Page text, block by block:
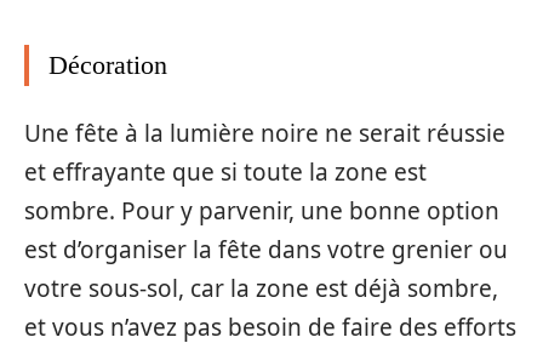
Décoration
Une fête à la lumière noire ne serait réussie
et effrayante que si toute la zone est
sombre. Pour y parvenir, une bonne option
est d’organiser la fête dans votre grenier ou
votre sous-sol, car la zone est déjà sombre,
et vous n’avez pas besoin de faire des efforts